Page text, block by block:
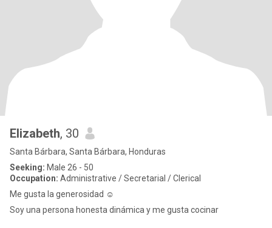
Elizabeth, 30
Santa Bárbara, Santa Bárbara, Honduras
Seeking: Male 26 - 50
Occupation: Administrative / Secretarial / Clerical
Me gusta la generosidad ☺️
Soy una persona honesta dinámica y me gusta cocinar